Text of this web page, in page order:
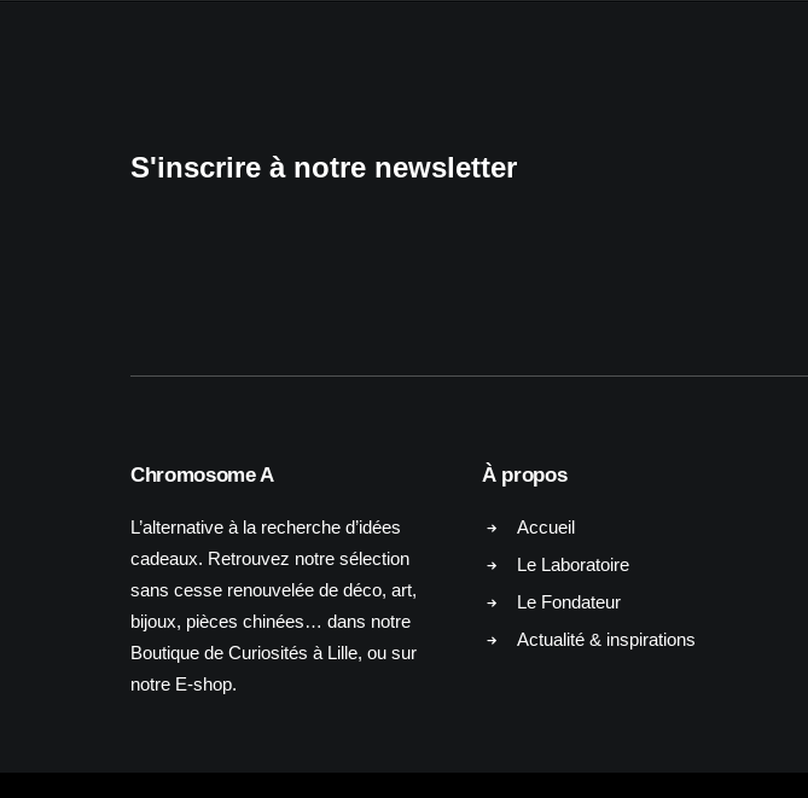
S'inscrire à notre newsletter
Chromosome A
L’alternative à la recherche d’idées
cadeaux. Retrouvez notre sélection
sans cesse renouvelée de déco, art,
bijoux, pièces chinées… dans notre
Boutique de Curiosités à Lille, ou sur
notre E-shop.
À propos
Accueil
Le Laboratoire
Le Fondateur
Actualité & inspirations